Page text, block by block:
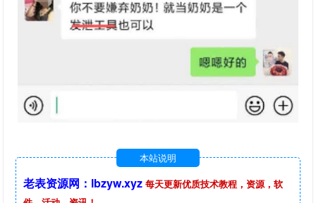
本站说明
老表资源网：lbzyw.xyz 每天更新优质技术教程，资源，软